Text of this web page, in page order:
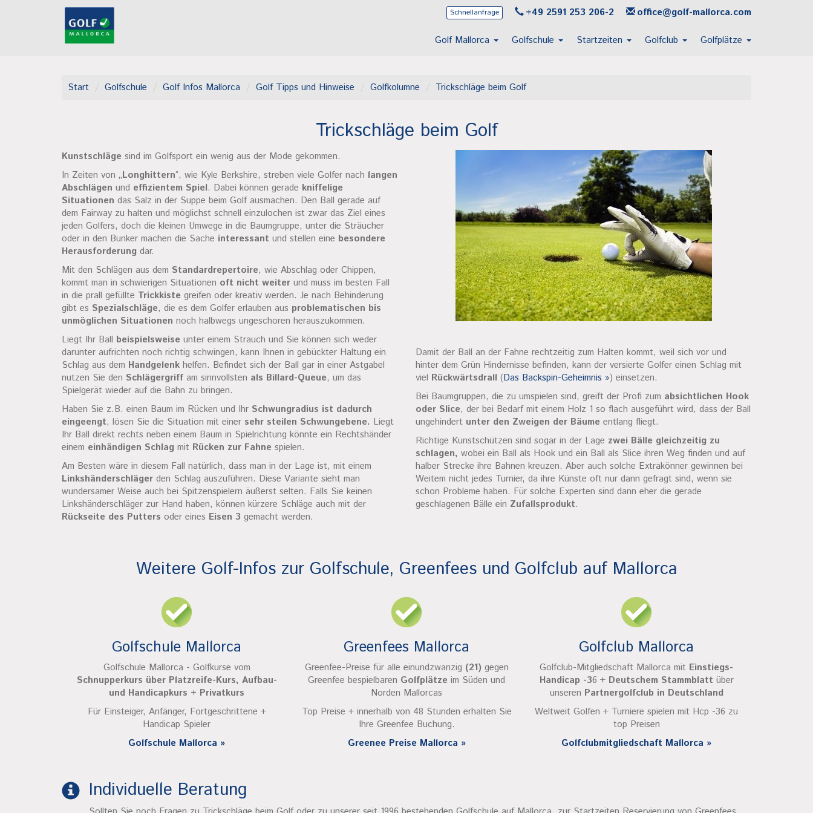
office@golf-mallorca.com
+49 2591 253 206-2
Schnellanfrage
Golf Mallorca Golfschule Startzeiten Golfclub Golfplätze
Start Golfschule Golf Infos Mallorca Golf Tipps und Hinweise Golfkolumne Trickschläge beim Golf
Trickschläge beim Golf
Kunstschläge sind im Golfsport ein wenig aus der Mode gekommen.
In Zeiten von „Longhittern“, wie Kyle Berkshire, streben viele Golfer nach langen
Abschlägen und effizientem Spiel. Dabei können gerade kniffelige
Situationen das Salz in der Suppe beim Golf ausmachen. Den Ball gerade auf
dem Fairway zu halten und möglichst schnell einzulochen ist zwar das Ziel eines
jeden Golfers, doch die kleinen Umwege in die Baumgruppe, unter die Sträucher
oder in den Bunker machen die Sache interessant und stellen eine besondere
Herausforderung dar.
Mit den Schlägen aus dem Standardrepertoire, wie Abschlag oder Chippen,
kommt man in schwierigen Situationen oft nicht weiter und muss im besten Fall
in die prall gefüllte Trickkiste greifen oder kreativ werden. Je nach Behinderung
gibt es Spezialschläge, die es dem Golfer erlauben aus problematischen bis
unmöglichen Situationen noch halbwegs ungeschoren herauszukommen.
Liegt Ihr Ball beispielsweise unter einem Strauch und Sie können sich weder
darunter aufrichten noch richtig schwingen, kann Ihnen in gebückter Haltung ein
Schlag aus dem Handgelenk helfen. Befindet sich der Ball gar in einer Astgabel
nutzen Sie den Schlägergriff am sinnvollsten als Billard-Queue, um das
Spielgerät wieder auf die Bahn zu bringen.
Haben Sie z.B. einen Baum im Rücken und Ihr Schwungradius ist dadurch
eingeengt, lösen Sie die Situation mit einer sehr steilen Schwungebene. Liegt
Ihr Ball direkt rechts neben einem Baum in Spielrichtung könnte ein Rechtshänder
einem einhändigen Schlag mit Rücken zur Fahne spielen.
Am Besten wäre in diesem Fall natürlich, dass man in der Lage ist, mit einem
Linkshänderschläger den Schlag auszuführen. Diese Variante sieht man
wundersamer Weise auch bei Spitzenspielern äußerst selten. Falls Sie keinen
Linkshänderschläger zur Hand haben, können kürzere Schläge auch mit der
Rückseite des Putters oder eines Eisen 3 gemacht werden.
Damit der Ball an der Fahne rechtzeitig zum Halten kommt, weil sich vor und
hinter dem Grün Hindernisse befinden, kann der versierte Golfer einen Schlag mit
viel Rückwärtsdrall (Das Backspin-Geheimnis ») einsetzen.
Bei Baumgruppen, die zu umspielen sind, greift der Profi zum absichtlichen Hook
oder Slice, der bei Bedarf mit einem Holz 1 so flach ausgeführt wird, dass der Ball
ungehindert unter den Zweigen der Bäume entlang fliegt.
Richtige Kunstschützen sind sogar in der Lage zwei Bälle gleichzeitig zu
schlagen, wobei ein Ball als Hook und ein Ball als Slice ihren Weg finden und auf
halber Strecke ihre Bahnen kreuzen. Aber auch solche Extrakönner gewinnen bei
Weitem nicht jedes Turnier, da ihre Künste oft nur dann gefragt sind, wenn sie
schon Probleme haben. Für solche Experten sind dann eher die gerade
geschlagenen Bälle ein Zufallsprodukt.
Weitere Golf-Infos zur Golfschule, Greenfees und Golfclub auf Mallorca
Golfschule Mallorca
Golfschule Mallorca - Golfkurse vom
Schnupperkurs über Platzreife-Kurs, Aufbau-
und Handicapkurs + Privatkurs
Für Einsteiger, Anfänger, Fortgeschrittene +
Handicap Spieler
Golfschule Mallorca »
Greenfees Mallorca
Greenfee-Preise für alle einundzwanzig (21) gegen
Greenfee bespielbaren Golfplätze im Süden und
Norden Mallorcas
Top Preise + innerhalb von 48 Stunden erhalten Sie
Ihre Greenfee Buchung.
Greenee Preise Mallorca »
Golfclub Mallorca
Golfclub-Mitgliedschaft Mallorca mit Einstiegs-
Handicap -36 + Deutschem Stammblatt über
unseren Partnergolfclub in Deutschland
Weltweit Golfen + Turniere spielen mit Hcp -36 zu
top Preisen
Golfclubmitgliedschaft Mallorca »
Individuelle Beratung